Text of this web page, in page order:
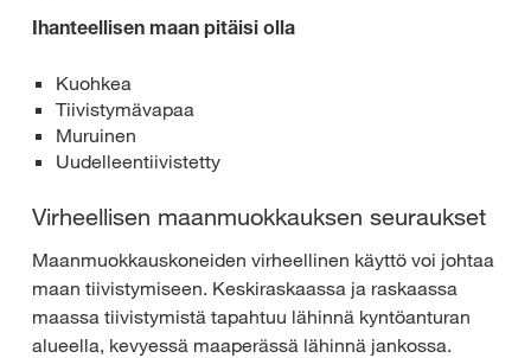
Ihanteellisen maan pitäisi olla
Kuohkea
Tiivistymävapaa
Muruinen
Uudelleentiivistetty
Virheellisen maanmuokkauksen seuraukset
Maanmuokkauskoneiden virheellinen käyttö voi johtaa
maan tiivistymiseen. Keskiraskaassa ja raskaassa
maassa tiivistymistä tapahtuu lähinnä kyntöanturan
alueella, kevyessä maaperässä lähinnä jankossa.